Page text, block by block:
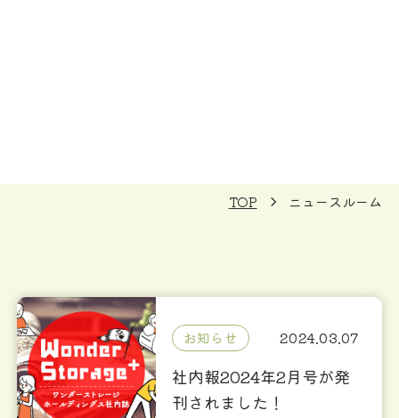
TOP ニュースルーム
お知らせ 2024.03.07
社内報2024年2月号が発
刊されました！